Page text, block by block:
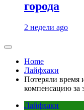
города
2 недели ago
Home
Лайфхаки
Потеряли время
компенсацию за
Лайфхаки